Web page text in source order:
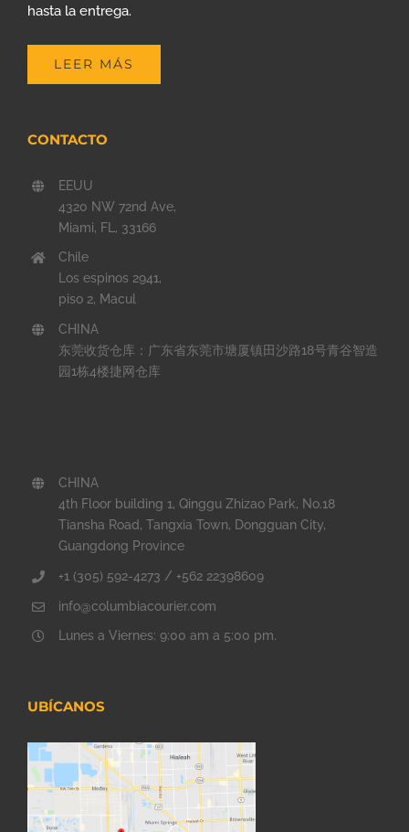
hasta la entrega.
LEER MÁS
CONTACTO
EEUU
4320 NW 72nd Ave,
Miami, FL, 33166
Chile
Los espinos 2941,
piso 2, Macul
CHINA
东莞收货仓库：广东省东莞市塘厦镇田沙路18号青谷智造
园1栋4楼捷网仓库
CHINA
4th Floor building 1, Qinggu Zhizao Park, No.18
Tiansha Road, Tangxia Town, Dongguan City,
Guangdong Province
+1 (305) 592-4273 / +562 22398609
info@columbiacourier.com
Lunes a Viernes: 9:00 am a 5:00 pm.
UBÍCANOS